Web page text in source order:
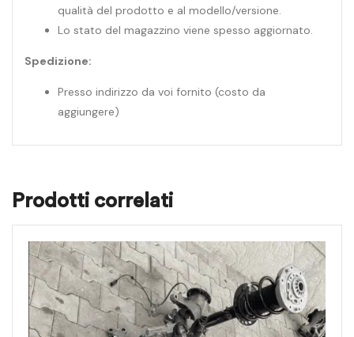
qualità del prodotto e al modello/versione.
Lo stato del magazzino viene spesso aggiornato.
Spedizione:
Presso indirizzo da voi fornito (costo da
aggiungere)
Prodotti correlati